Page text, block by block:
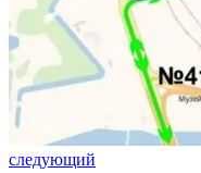
следующий